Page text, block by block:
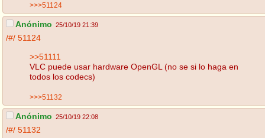
>>>51124
Anónimo 25/10/19 21:39
/#/ 51124
>>51111
VLC puede usar hardware OpenGL (no se si lo haga en
todos los codecs)
>>>51132
Anónimo 25/10/19 22:08
/#/ 51132